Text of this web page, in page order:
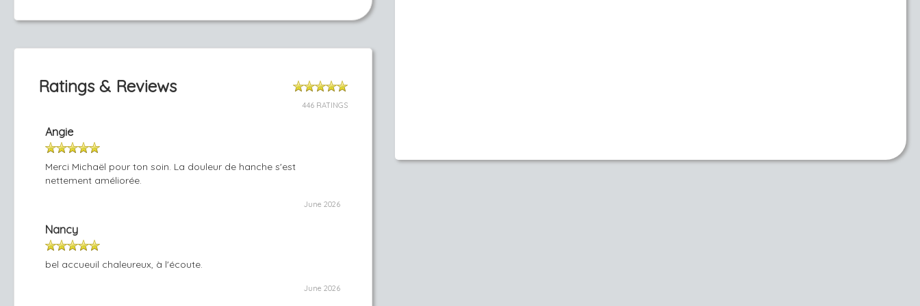
Ratings & Reviews
446 RATINGS
Angie
Merci Michaël pour ton soin. La douleur de hanche s'est
nettement améliorée.
June 2026
Nancy
bel accueuil chaleureux, à l'écoute.
June 2026